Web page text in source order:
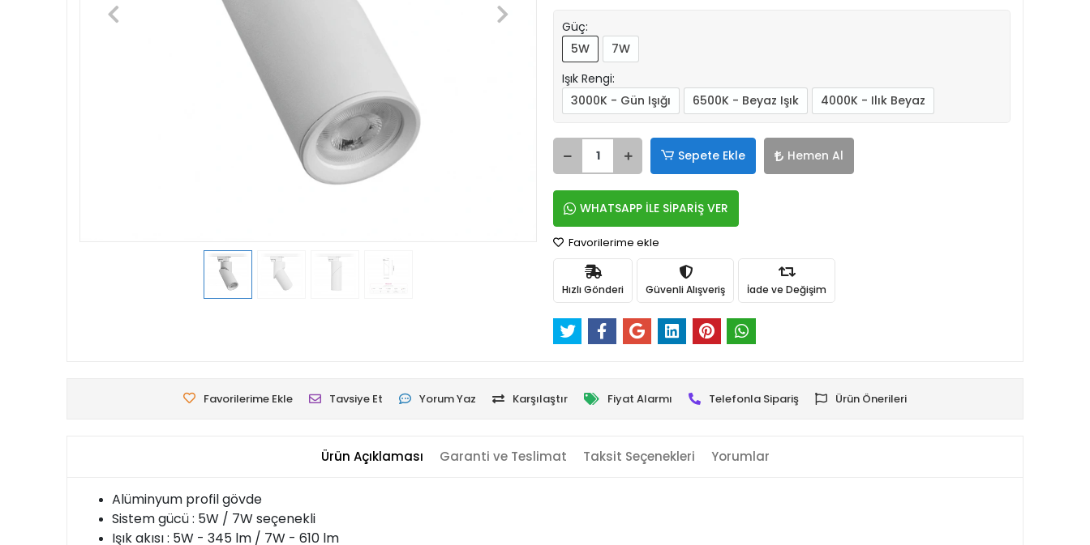
Güç:
5W
7W
Işık Rengi:
3000K - Gün Işığı
6500K - Beyaz Işık 4000K - Ilık Beyaz
Sepete Ekle Hemen Al
WHATSAPP İLE SİPARİŞ VER
Favorilerime ekle
Hızlı Gönderi Güvenli Alışveriş İade ve Değişim
Favorilerime Ekle Tavsiye Et Yorum Yaz Karşılaştır Fiyat Alarmı Telefonla Sipariş Ürün Önerileri
Ürün Açıklaması Garanti ve Teslimat Taksit Seçenekleri Yorumlar
Alüminyum profil gövde
Sistem gücü : 5W / 7W seçenekli
Işık akısı : 5W - 345 lm / 7W - 610 lm